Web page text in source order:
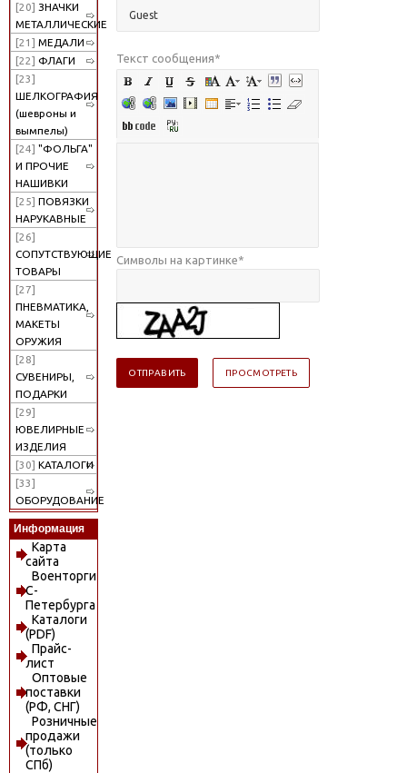
[20] ЗНАЧКИ
МЕТАЛЛИЧЕСКИЕ
[21] МЕДАЛИ
[22] ФЛАГИ
[23]
ШЕЛКОГРАФИЯ
(шевроны и
вымпелы)
[24] "ФОЛЬГА"
И ПРОЧИЕ
НАШИВКИ
[25] ПОВЯЗКИ
НАРУКАВНЫЕ
[26]
СОПУТСТВУЮЩИЕ
ТОВАРЫ
[27]
ПНЕВМАТИКА,
МАКЕТЫ
ОРУЖИЯ
[28]
СУВЕНИРЫ,
ПОДАРКИ
[29]
ЮВЕЛИРНЫЕ
ИЗДЕЛИЯ
[30] КАТАЛОГИ
[33]
ОБОРУДОВАНИЕ
Информация
Карта
сайта
Военторги
С-
Петербурга
Каталоги
(PDF)
Прайс-
лист
Оптовые
поставки
(РФ, СНГ)
Розничные
продажи
(только
СПб)
Текст сообщения*
Символы на картинке*